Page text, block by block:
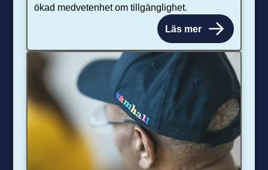
ökad medvetenhet om tillgänglighet.
Läs mer